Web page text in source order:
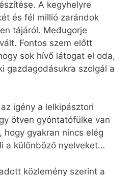
A kegyhelyre
és fél millió zarándok
tájáról. Međugorje
Fontos szem előtt
sok hívő látogat el oda,
gazdagodásukra szolgál a
igény a lelkipásztori
ötven gyóntatófülke van
gyakran nincs elég
a különböző nyelveket…
közlemény szerint a